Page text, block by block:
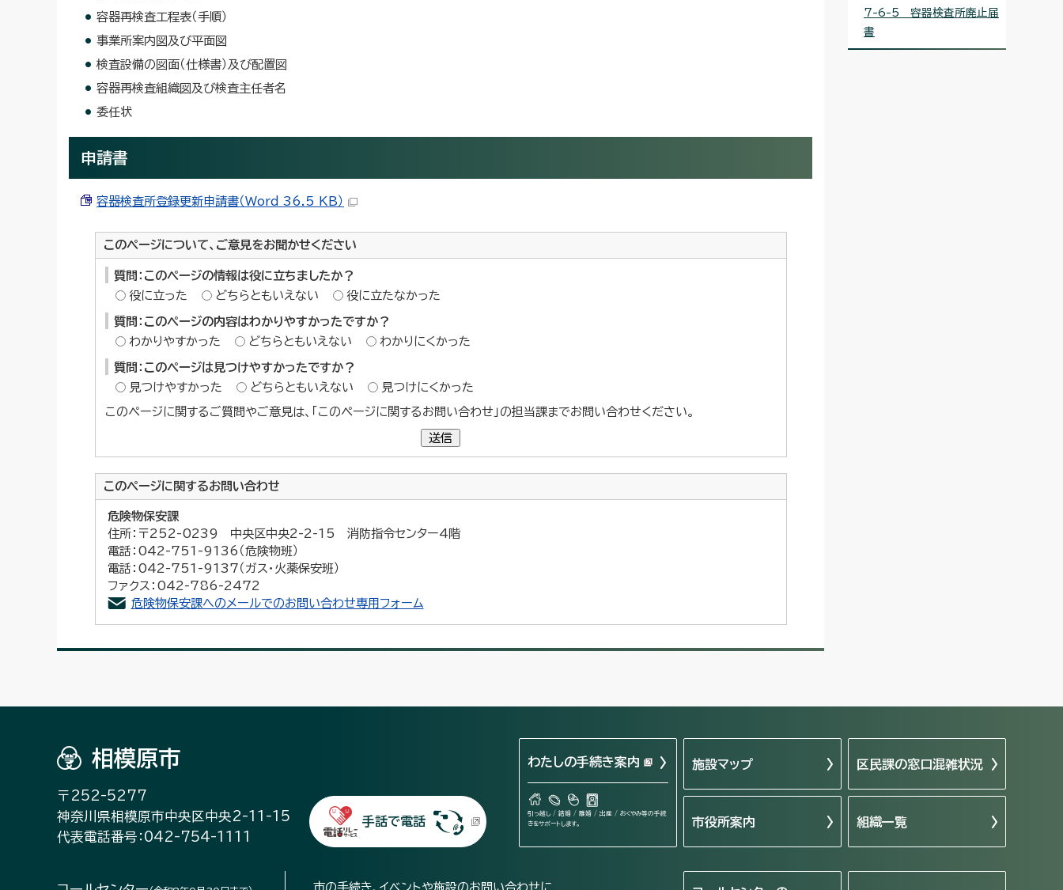
容器再検査工程表（手順）
事業所案内図及び平面図
検査設備の図面（仕様書）及び配置図
容器再検査組織図及び検査主任者名
委任状
申請書
容器検査所登録更新申請書（Word 36.5 KB）
このページについて、ご意見をお聞かせください
質問：このページの情報は役に立ちましたか？
役に立った
どちらともいえない 役に立たなかった
質問：このページの内容はわかりやすかったですか？
わかりやすかった
どちらともいえない わかりにくかった
質問：このページは見つけやすかったですか？
見つけやすかった
どちらともいえない 見つけにくかった
このページに関するご質問やご意見は、「このページに関するお問い合わせ」の担当課までお問い合わせください。
送信
このページに関するお問い合わせ
危険物保安課
住所：〒252-0239 中央区中央2-2-15 消防指令センター4階
電話：042-751-9136（危険物班）
電話：042-751-9137（ガス・火薬保安班）
ファクス：042-786-2472
危険物保安課へのメールでのお問い合わせ専用フォーム
7-6-5 容器検査所廃止届
書
相模原市
〒252-5277
神奈川県相模原市中央区中央2-11-15
代表電話番号：042-754-1111
手話で電話
わたしの手続き案内
引っ越し / 結婚 / 離婚 / 出産 / おくやみ等の手続
きをサポートします。
施設マップ 区民課の窓口混雑状況
市役所案内 組織一覧
市の手続き、イベントや施設のお問い合わせに